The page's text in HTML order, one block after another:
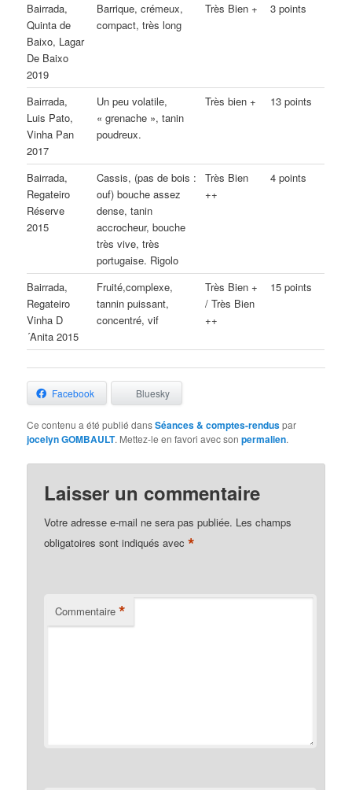
Bairrada,
Quinta de
Baixo, Lagar
De Baixo
2019
Barrique, crémeux,
compact, très long
Très Bien + 3 points
Bairrada,
Luis Pato,
Vinha Pan
2017
Un peu volatile,
« grenache », tanin
poudreux.
Très bien + 13 points
Bairrada,
Regateiro
Réserve
2015
Cassis, (pas de bois :
ouf) bouche assez
dense, tanin
accrocheur, bouche
très vive, très
portugaise. Rigolo
Très Bien
++
4 points
Bairrada,
Regateiro
Vinha D
´Anita 2015
Fruité,complexe,
tannin puissant,
concentré, vif
Très Bien +
/ Très Bien
++
15 points
Facebook Bluesky
Ce contenu a été publié dansSéances & comptes-renduspar
jocelyn GOMBAULT. Mettez-le en favori avec sonpermalien.
Laisser un commentaire
Votre adresse e-mail ne sera pas publiée. Les champs
obligatoires sont indiqués avec*
Commentaire *